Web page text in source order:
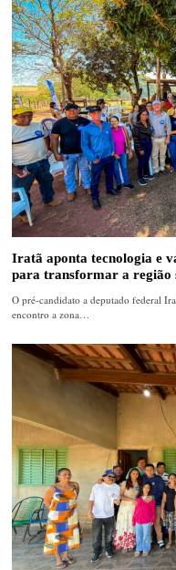
Iratã aponta tecnologia e
para transformar a região
O pré-candidato a deputado federal
encontro a zona…